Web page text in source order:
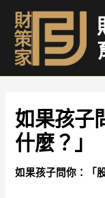
內
如果孩子
什麼？」
如果孩子問你：「